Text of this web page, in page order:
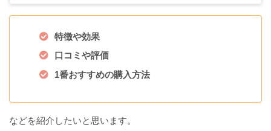
特徴や効果
口コミや評価
1番おすすめの購入方法
などを紹介したいと思います。